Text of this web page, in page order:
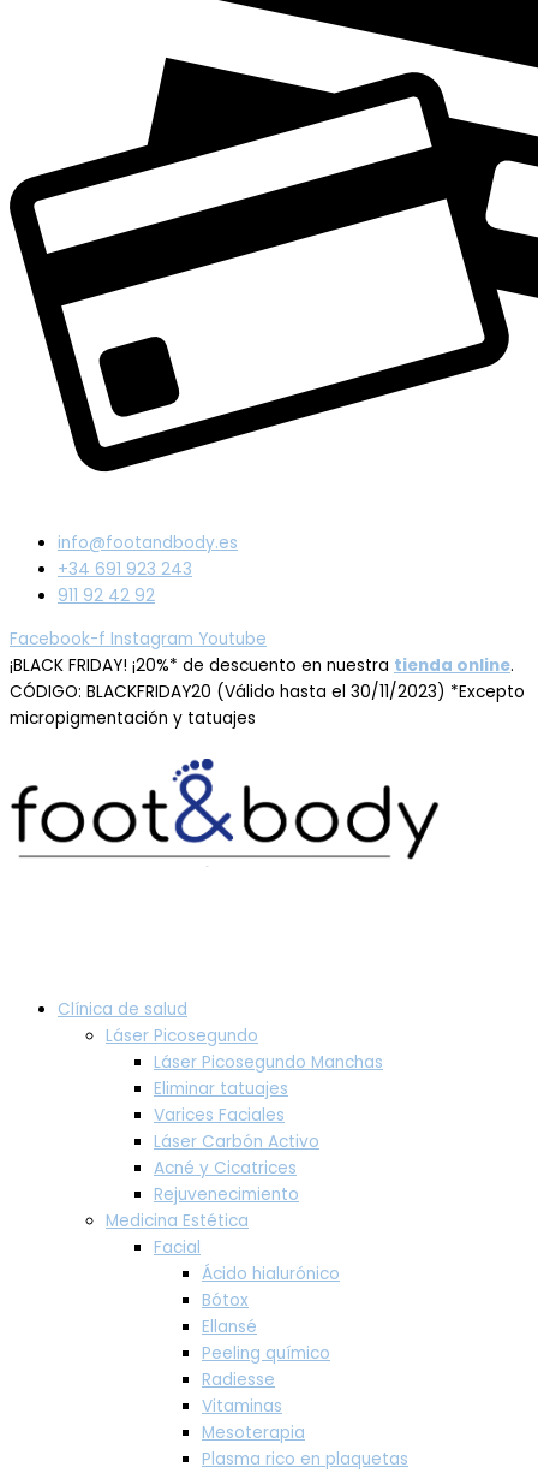
info@footandbody.es
+34 691 923 243
911 92 42 92
Facebook-f Instagram Youtube
¡BLACK FRIDAY! ¡20%* de descuento en nuestra tienda online.
CÓDIGO: BLACKFRIDAY20 (Válido hasta el 30/11/2023) *Excepto
micropigmentación y tatuajes
Clínica de salud
Láser Picosegundo
Láser Picosegundo Manchas
Eliminar tatuajes
Varices Faciales
Láser Carbón Activo
Acné y Cicatrices
Rejuvenecimiento
Medicina Estética
Facial
Ácido hialurónico
Bótox
Ellansé
Peeling químico
Radiesse
Vitaminas
Mesoterapia
Plasma rico en plaquetas